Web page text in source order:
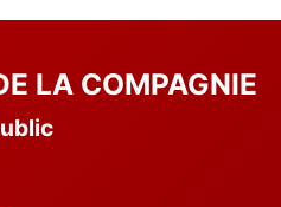
LA COMPAGNIE